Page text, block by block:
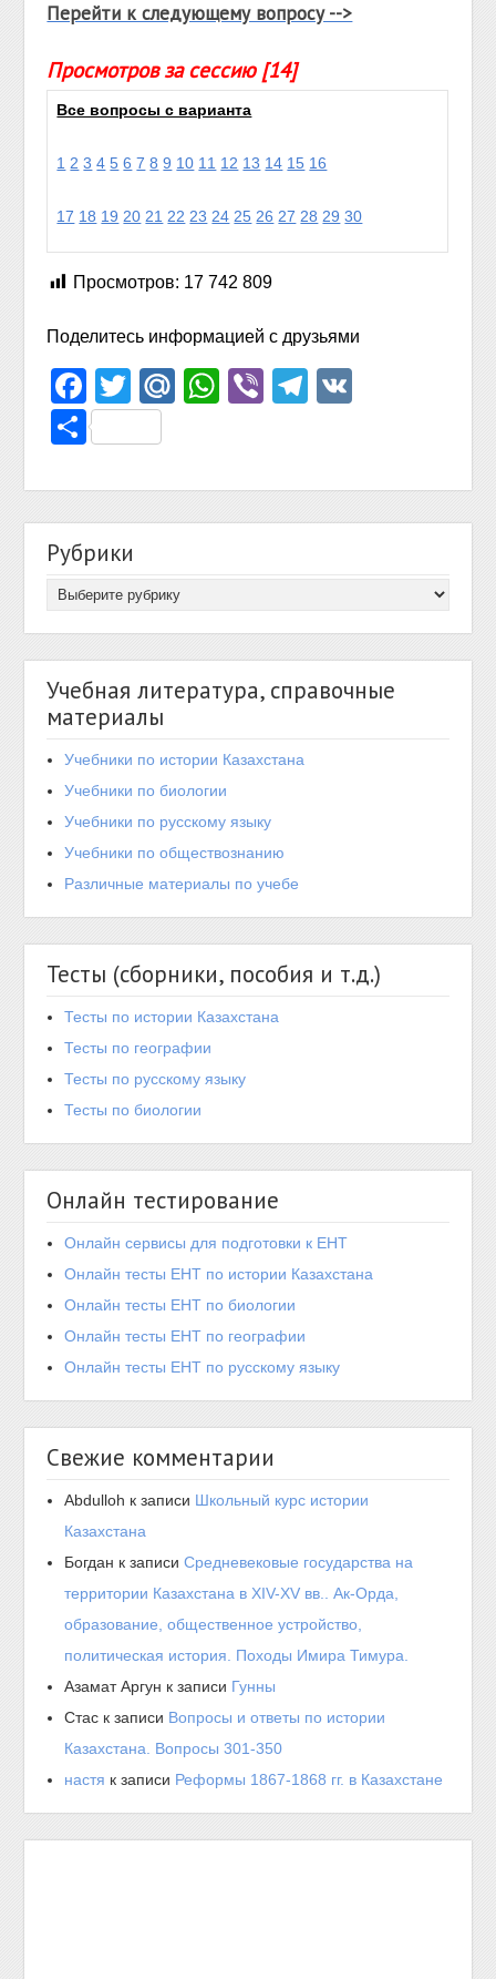
Перейти к следующему вопросу -->
Просмотров за сессию [14]
Все вопросы с варианта
1 2 3 4 5 6 7 8 9 10 11 12 13 14 15 16
17 18 19 20 21 22 23 24 25 26 27 28 29 30
Просмотров: 17 742 809
Поделитесь информацией с друзьями
Facebook
TwitterMail.Ru
WhatsApp
ViberTelegram
Отправить
Рубрики
Учебная литература, справочные
материалы
Учебники по истории Казахстана
Учебники по биологии
Учебники по русскому языку
Учебники по обществознанию
Различные материалы по учебе
Тесты (сборники, пособия и т.д.)
Тесты по истории Казахстана
Тесты по географии
Тесты по русскому языку
Тесты по биологии
Онлайн тестирование
Онлайн сервисы для подготовки к ЕНТ
Онлайн тесты ЕНТ по истории Казахстана
Онлайн тесты ЕНТ по биологии
Онлайн тесты ЕНТ по географии
Онлайн тесты ЕНТ по русскому языку
Свежие комментарии
Abdulloh к записи Школьный курс истории
Казахстана
Богдан к записиСредневековые государства на
территории Казахстана в XIV-XV вв.. Ак-Орда,
образование, общественное устройство,
политическая история. Походы Имира Тимура.
Азамат Аргун к записи Гунны
Стас к записи Вопросы и ответы по истории
Казахстана. Вопросы 301-350
настя к записи Реформы 1867-1868 гг. в Казахстане